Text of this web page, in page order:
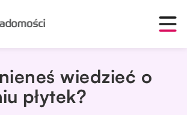
wiedzieć o
płytek?